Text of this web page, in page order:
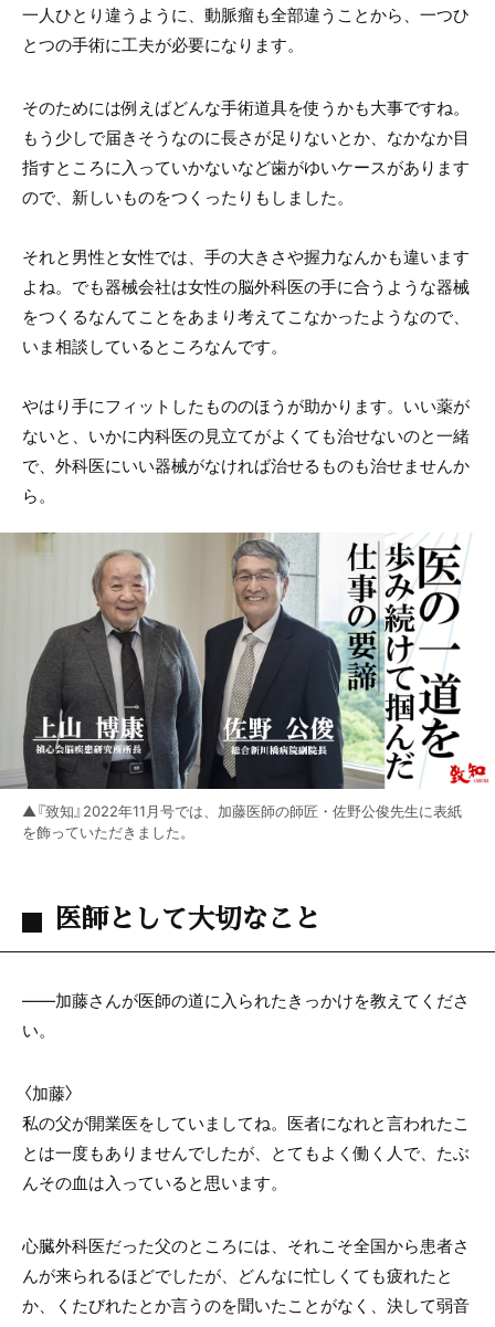
一人ひとり違うように、動脈瘤も全部違うことから、一つひ
とつの手術に工夫が必要になります。
そのためには例えばどんな手術道具を使うかも大事ですね。
もう少しで届きそうなのに長さが足りないとか、なかなか目
指すところに入っていかないなど歯がゆいケースがあります
ので、新しいものをつくったりもしました。
それと男性と女性では、手の大きさや握力なんかも違います
よね。でも器械会社は女性の脳外科医の手に合うような器械
をつくるなんてことをあまり考えてこなかったようなので、
いま相談しているところなんです。
やはり手にフィットしたもののほうが助かります。いい薬が
ないと、いかに内科医の見立てがよくても治せないのと一緒
で、外科医にいい器械がなければ治せるものも治せませんか
ら。
▲『致知』2022年11月号では、加藤医師の師匠・佐野公俊先生に表紙
を飾っていただきました。
医師として大切なこと
――加藤さんが医師の道に入られたきっかけを教えてくださ
い。
〈加藤〉
私の父が開業医をしていましてね。医者になれと言われたこ
とは一度もありませんでしたが、とてもよく働く人で、たぶ
んその血は入っていると思います。
心臓外科医だった父のところには、それこそ全国から患者さ
んが来られるほどでしたが、どんなに忙しくても疲れたと
か、くたびれたとか言うのを聞いたことがなく、決して弱音